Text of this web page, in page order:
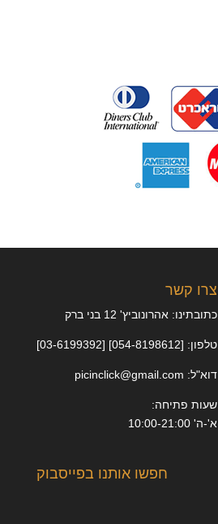
צרו קשר
כתובתינו: אהרונוביץ' 12 בני ברק
טלפון: [054-8198612] [03-6199392]
דוא"ל: picinclick@gmail.com
שעות פתיחה:
א'-ה' 10:00-21:00
חפשו אותנו בפייסבוק